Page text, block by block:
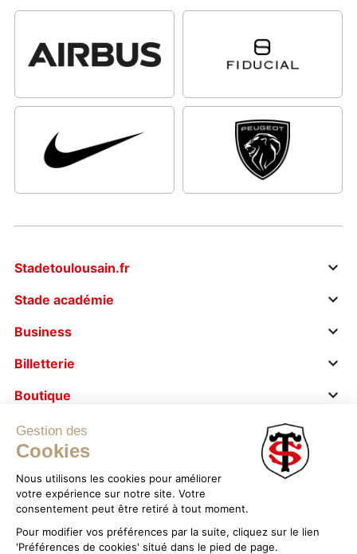
Gestion des
Cookies
Nous utilisons les cookies pour améliorer
votre expérience sur notre site. Votre
consentement peut être retiré à tout moment.
Pour modifier vos préférences par la suite, cliquez sur le lien
'Préférences de cookies' situé dans le pied de page.
Stadetoulousain.fr
Stade académie
Business
Billetterie
Boutique
Le stade s’engage
Mentions légales